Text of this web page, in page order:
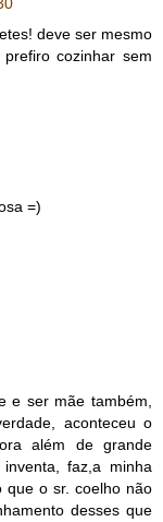
deve ser mesmo
cozinhar sem
=)
e ser mãe também,
aconteceu o
além de grande
faz,a minha
que o sr. coelho não
desses que